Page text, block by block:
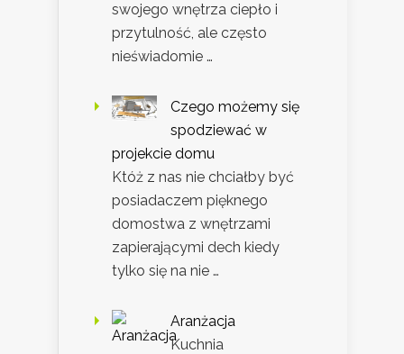
swojego wnętrza ciepło i
przytulność, ale często
nieświadomie …
Czego możemy się
spodziewać w
projekcie domu
Któż z nas nie chciałby być
posiadaczem pięknego
domostwa z wnętrzami
zapierającymi dech kiedy
tylko się na nie …
Aranżacja
Kuchnia